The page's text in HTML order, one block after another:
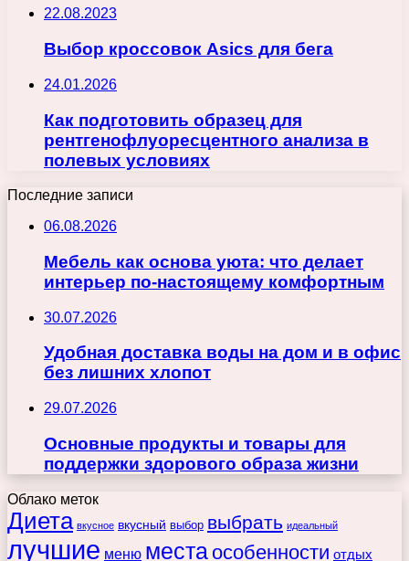
22.08.2023
Выбор кроссовок Asics для бега
24.01.2026
Как подготовить образец для
рентгенофлуоресцентного анализа в
полевых условиях
Последние записи
06.08.2026
Мебель как основа уюта: что делает
интерьер по-настоящему комфортным
30.07.2026
Удобная доставка воды на дом и в офис
без лишних хлопот
29.07.2026
Основные продукты и товары для
поддержки здорового образа жизни
Облако меток
Диета вкусное вкусный выбор выбрать идеальный
лучшие меню места особенности отдых